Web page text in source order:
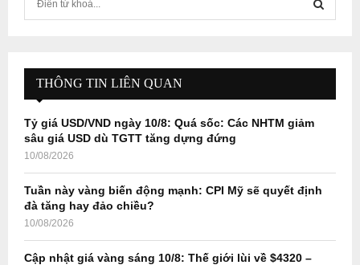
f
r
E
A
H
THÔNG TIN LIÊN QUAN
Tỷ giá USD/VND ngày 10/8: Quá sốc: Các NHTM giảm
sâu giá USD dù TGTT tăng dựng đứng
10/08/2026
Tuần này vàng biến động mạnh: CPI Mỹ sẽ quyết định
đà tăng hay đảo chiều?
10/08/2026
Cập nhật giá vàng sáng 10/8: Thế giới lùi về $4320 –